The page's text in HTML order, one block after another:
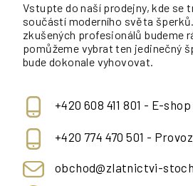
Vstupte do naší prodejny, kde se
součástí moderního světa
zkušených profesionálů budeme
pomůžeme vybrat ten jedinečný
bude dokonale vyhovovat.
+420 608 411 801 - E-shop
+420 774 470 501 -
obchod@zlatnictvi-